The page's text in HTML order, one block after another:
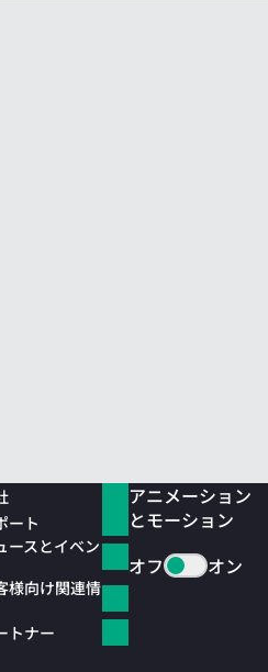
ート
ースとイベン
様向け関連情
トナー
アニメーション
とモーション
オフ
オン